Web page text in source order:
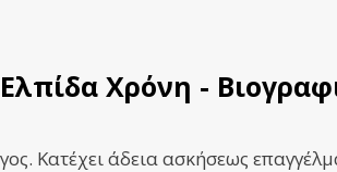
Ελπίδα Χρόνη -
Κατέχει άδεια ασκήσεως